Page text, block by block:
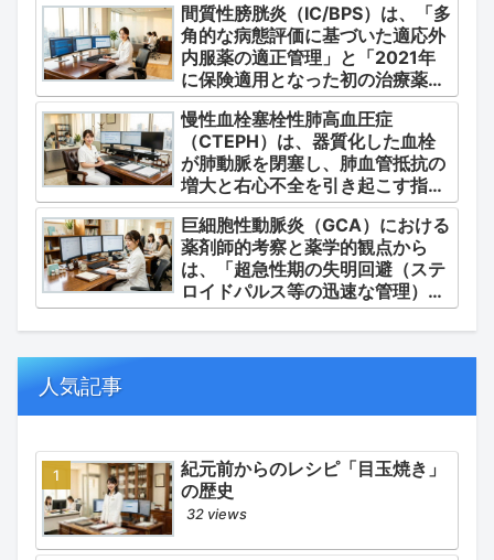
間質性膀胱炎（IC/BPS）は、「多
角的な病態評価に基づいた適応外
内服薬の適正管理」と「2021年
に保険適用となった初の治療薬で
あるジメチルスルホキシド
（DMSO）の安全かつ確実な調
剤・運用」に集約されます。
慢性血栓塞栓性肺高血圧症
（CTEPH）は、器質化した血栓
が肺動脈を閉塞し、肺血管抵抗の
増大と右心不全を引き起こす指定
難病（第4群肺高血圧症）です。
巨細胞性動脈炎（GCA）における
薬剤師的考察と薬学的観点から
は、「超急性期の失明回避（ステ
ロイドパルス等の迅速な管理）」
「再燃防止とステロイドの最小化
（トシリズマブやウパダシチニブ
の適正使用）」「長期ステロイド
となります。
人気記事
紀元前からのレシピ「目玉焼き」
の歴史
32 views